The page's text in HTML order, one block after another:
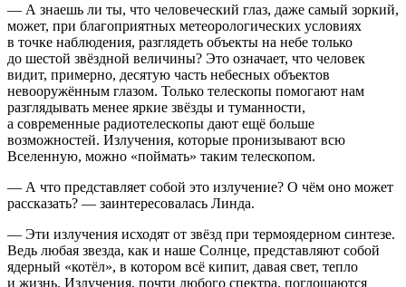
— А знаешь ли ты, что человеческий глаз, даже самый зоркий,
может, при благоприятных метеорологических условиях
в точке наблюдения, разглядеть объекты на небе только
до шестой звёздной величины? Это означает, что человек
видит, примерно, десятую часть небесных объектов
невооружённым глазом. Только телескопы помогают нам
разглядывать менее яркие звёзды и туманности,
а современные радиотелескопы дают ещё больше
возможностей. Излучения, которые пронизывают всю
Вселенную, можно «поймать» таким телескопом.
— А что представляет собой это излучение? О чём оно может
рассказать? — заинтересовалась Линда.
— Эти излучения исходят от звёзд при термоядерном синтезе.
Ведь любая звезда, как и наше Солнце, представляют собой
ядерный «котёл», в котором всё кипит, давая свет, тепло
и жизнь. Излучения, почти любого спектра, поглощаются